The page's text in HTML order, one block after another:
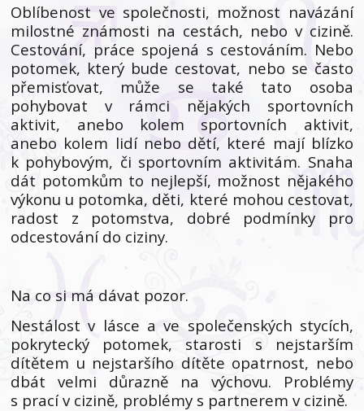
Oblíbenost ve společnosti, možnost navázání
milostné známosti na cestách, nebo v cizině.
Cestování, práce spojená s cestováním. Nebo
potomek, který bude cestovat, nebo se často
přemisťovat, může se také tato osoba
pohybovat v rámci nějakých sportovních
aktivit, anebo kolem sportovních aktivit,
anebo kolem lidí nebo dětí, které mají blízko
k pohybovým, či sportovním aktivitám. Snaha
dát potomkům to nejlepší, možnost nějakého
výkonu u potomka, děti, které mohou cestovat,
radost z potomstva, dobré podmínky pro
odcestování do ciziny.
Na co si má dávat pozor.
Nestálost v lásce a ve společenských stycích,
pokrytecký potomek, starosti s nejstarším
dítětem u nejstaršího dítěte opatrnost, nebo
dbát velmi důrazně na výchovu. Problémy
s prací v cizině, problémy s partnerem v cizině.